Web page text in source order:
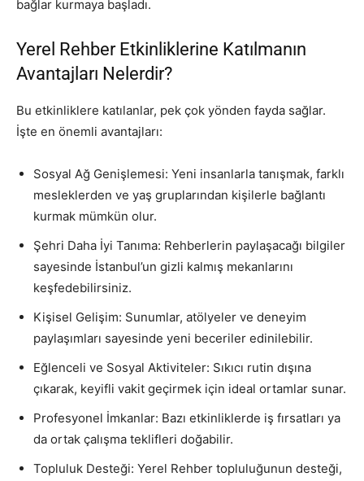
bağlar kurmaya başladı.
Yerel Rehber Etkinliklerine Katılmanın
Avantajları Nelerdir?
Bu etkinliklere katılanlar, pek çok yönden fayda sağlar.
İşte en önemli avantajları:
Sosyal Ağ Genişlemesi: Yeni insanlarla tanışmak, farklı
mesleklerden ve yaş gruplarından kişilerle bağlantı
kurmak mümkün olur.
Şehri Daha İyi Tanıma: Rehberlerin paylaşacağı bilgiler
sayesinde İstanbul’un gizli kalmış mekanlarını
keşfedebilirsiniz.
Kişisel Gelişim: Sunumlar, atölyeler ve deneyim
paylaşımları sayesinde yeni beceriler edinilebilir.
Eğlenceli ve Sosyal Aktiviteler: Sıkıcı rutin dışına
çıkarak, keyifli vakit geçirmek için ideal ortamlar sunar.
Profesyonel İmkanlar: Bazı etkinliklerde iş fırsatları ya
da ortak çalışma teklifleri doğabilir.
Topluluk Desteği: Yerel Rehber topluluğunun desteği,